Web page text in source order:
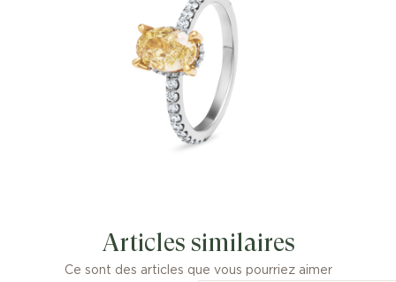
Articles similaires
Ce sont des articles que vous pourriez aimer